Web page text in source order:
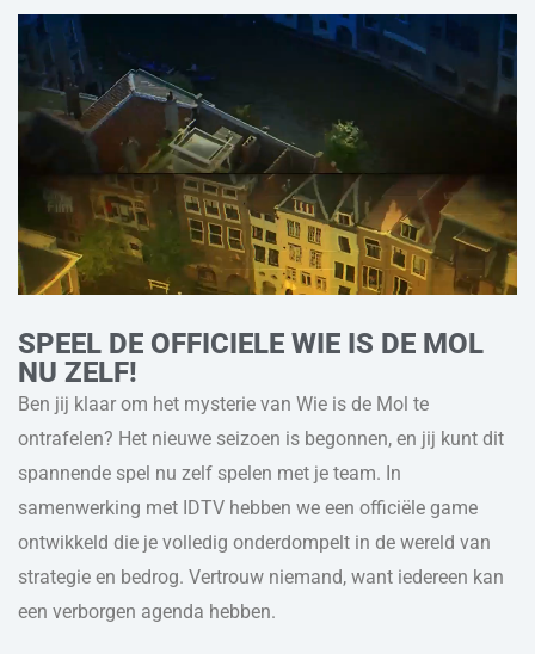
SPEEL DE OFFICIELE WIE IS DE MOL
NU ZELF!
Ben jij klaar om het mysterie van Wie is de Mol te
ontrafelen? Het nieuwe seizoen is begonnen, en jij kunt dit
spannende spel nu zelf spelen met je team. In
samenwerking met IDTV hebben we een officiële game
ontwikkeld die je volledig onderdompelt in de wereld van
strategie en bedrog. Vertrouw niemand, want iedereen kan
een verborgen agenda hebben.